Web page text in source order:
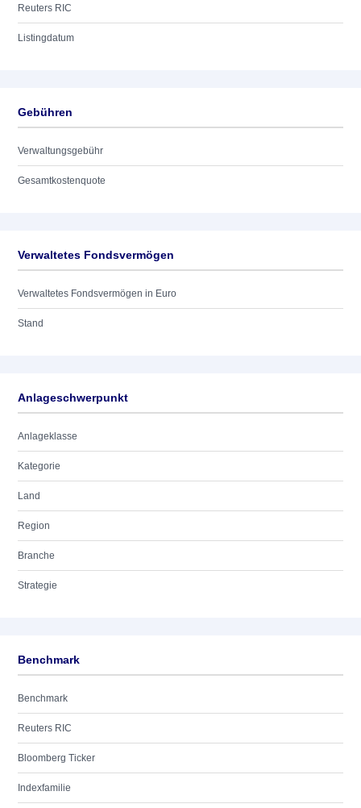
Reuters RIC
Listingdatum
Gebühren
Verwaltungsgebühr
Gesamtkostenquote
Verwaltetes Fondsvermögen
Verwaltetes Fondsvermögen in Euro
Stand
Anlageschwerpunkt
Anlageklasse
Kategorie
Land
Region
Branche
Strategie
Benchmark
Benchmark
Reuters RIC
Bloomberg Ticker
Indexfamilie